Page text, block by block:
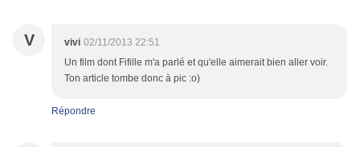
V vivi 02/11/2013 22:51
Un film dont Fifille m'a parlé et qu'elle aimerait bien aller voir.
Ton article tombe donc à pic :o)
Répondre